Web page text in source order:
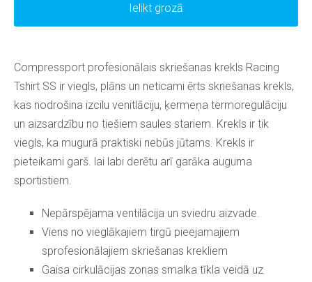
Ielikt grozā
Compressport profesionālais skriešanas krekls Racing
Tshirt SS ir viegls, plāns un neticami ērts skriešanas krekls,
kas nodrošina izcilu venitlāciju, ķermeņa termoregulāciju
un aizsardzību no tiešiem saules stariem. Krekls ir tik
viegls, ka mugurā praktiski nebūs jūtams. Krekls ir
pieteikami garš. lai labi derētu arī garāka auguma
sportistiem.
Nepārspējama ventilācija un sviedru aizvade.
Viens no vieglākajiem tirgū pieejamajiem
sprofesionālajiem skriešanas krekliem
Gaisa cirkulācijas zonas smalka tīkla veidā uz